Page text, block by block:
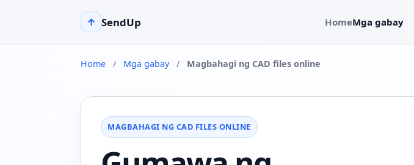
↑ SendUp HomeMga gabay
Home / Mga gabay / Magbahagi ng CAD files online
MAGBAHAGI NG CAD FILES ONLINE